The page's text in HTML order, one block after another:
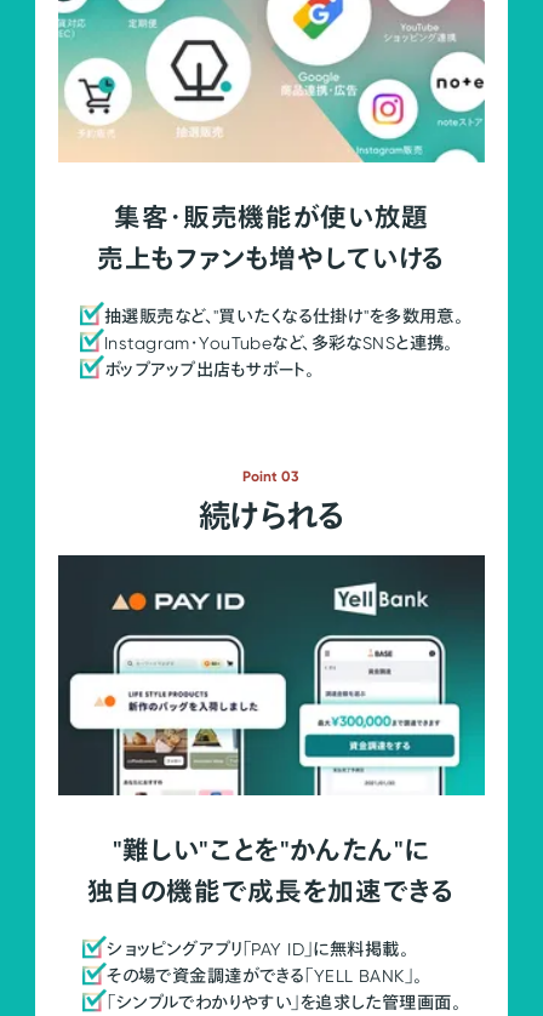
集客・販売機能が使い放題
売上もファンも増やしていける
抽選販売など、"買いたくなる仕掛け"を多数用意。
Instagram・YouTubeなど、多彩なSNSと連携。
ポップアップ出店もサポート。
Point 03
続けられる
"難しい"ことを"かんたん"に
独自の機能で成長を加速できる
ショッピングアプリ「PAY ID」に無料掲載。
その場で資金調達ができる「YELL BANK」。
「シンプルでわかりやすい」を追求した管理画面。